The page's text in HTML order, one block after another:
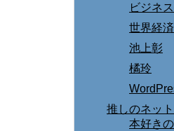
ビジネ
世界経済
池上彰
橘玲
推しのネッ
本好き